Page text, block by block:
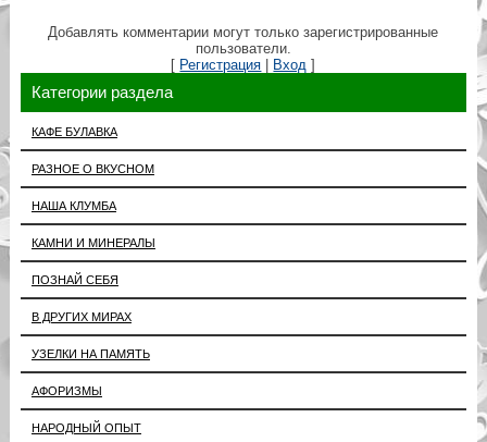
Добавлять комментарии могут только зарегистрированные
пользователи.
[ Регистрация | Вход ]
Категории раздела
КАФЕ БУЛАВКА
РАЗНОЕ О ВКУСНОМ
НАША КЛУМБА
КАМНИ И МИНЕРАЛЫ
ПОЗНАЙ СЕБЯ
В ДРУГИХ МИРАХ
УЗЕЛКИ НА ПАМЯТЬ
АФОРИЗМЫ
НАРОДНЫЙ ОПЫТ